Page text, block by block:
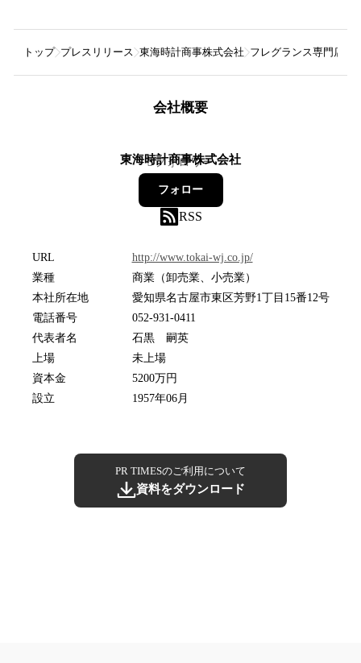
トップ プレスリリース 東海時計商事株式会社 フレグランス専門店「
会社概要
東海時計商事株式会社
3フォロワー
フォロー
RSS
URL
http://www.tokai-wj.co.jp/
業種
商業（卸売業、小売業）
本社所在地
愛知県名古屋市東区芳野1丁目15番12号
電話番号
052-931-0411
代表者名
石黒 嗣英
上場
未上場
資本金
5200万円
設立
1957年06月
PR TIMESのご利用について
資料をダウンロード